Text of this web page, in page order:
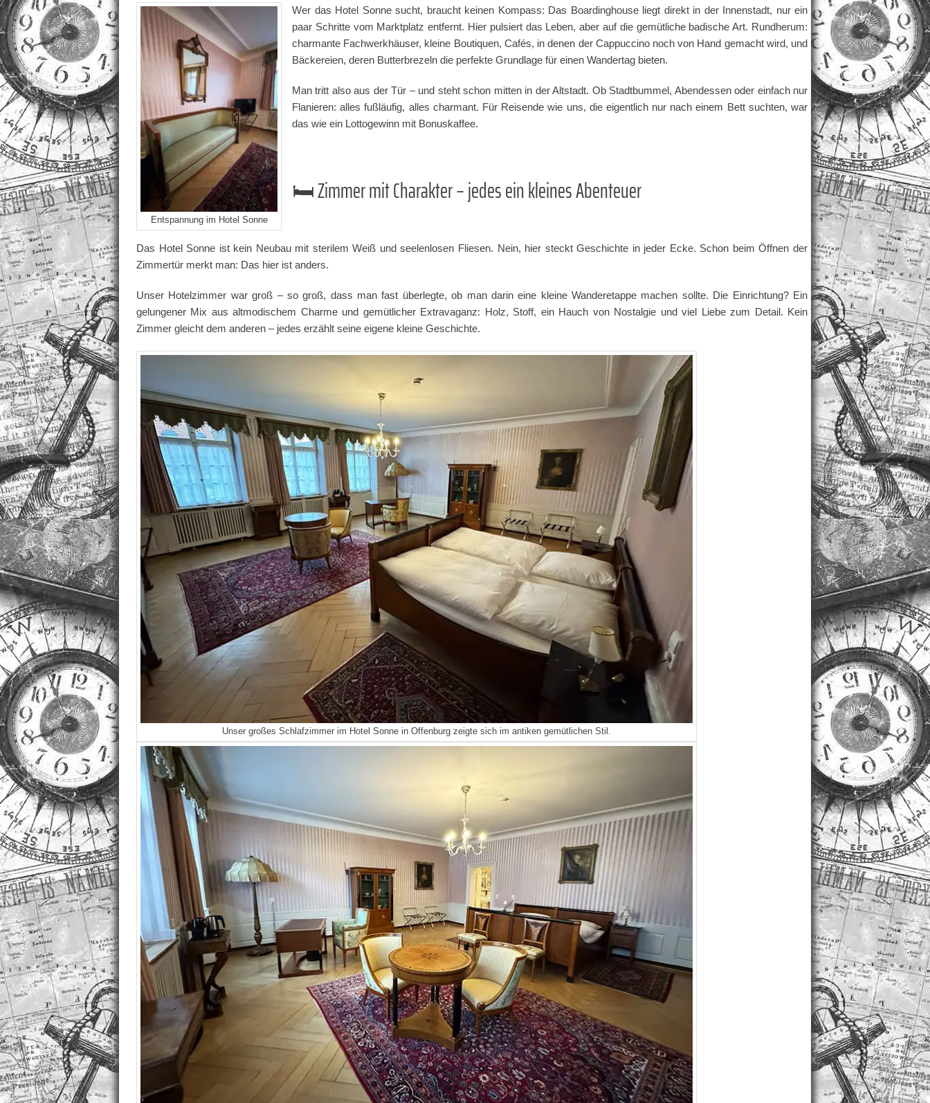
Entspannung im Hotel Sonne
Wer das Hotel Sonne sucht, braucht keinen Kompass: Das Boardinghouse liegt direkt in der Innenstadt, nur ein
paar Schritte vom Marktplatz entfernt. Hier pulsiert das Leben, aber auf die gemütliche badische Art. Rundherum:
charmante Fachwerkhäuser, kleine Boutiquen, Cafés, in denen der Cappuccino noch von Hand gemacht wird, und
Bäckereien, deren Butterbrezeln die perfekte Grundlage für einen Wandertag bieten.
Man tritt also aus der Tür – und steht schon mitten in der Altstadt. Ob Stadtbummel, Abendessen oder einfach nur
Flanieren: alles fußläufig, alles charmant. Für Reisende wie uns, die eigentlich nur nach einem Bett suchten, war
das wie ein Lottogewinn mit Bonuskaffee.
🛏️ Zimmer mit Charakter – jedes ein kleines Abenteuer
Das Hotel Sonne ist kein Neubau mit sterilem Weiß und seelenlosen Fliesen. Nein, hier steckt Geschichte in jeder Ecke. Schon beim Öffnen der
Zimmertür merkt man: Das hier ist anders.
Unser Hotelzimmer war groß – so groß, dass man fast überlegte, ob man darin eine kleine Wanderetappe machen sollte. Die Einrichtung? Ein
gelungener Mix aus altmodischem Charme und gemütlicher Extravaganz: Holz, Stoff, ein Hauch von Nostalgie und viel Liebe zum Detail. Kein
Zimmer gleicht dem anderen – jedes erzählt seine eigene kleine Geschichte.
Unser großes Schlafzimmer im Hotel Sonne in Offenburg zeigte sich im antiken gemütlichen Stil.